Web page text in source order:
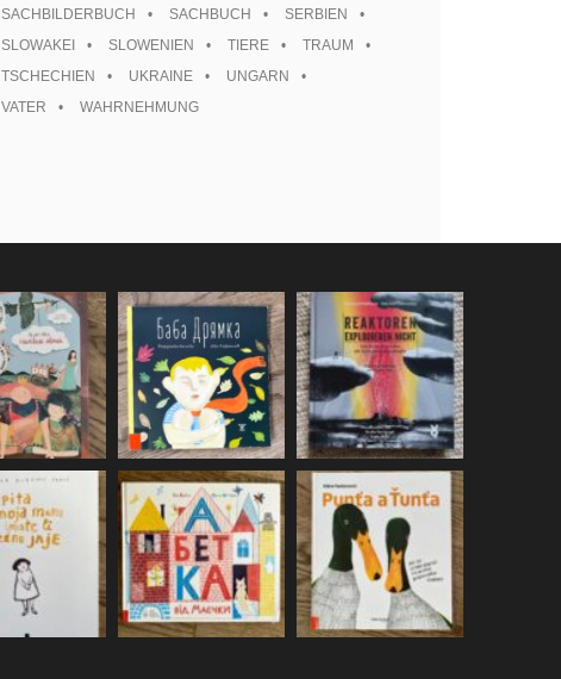
SACHBILDERBUCH
SACHBUCH
SERBIEN
SLOWAKEI
SLOWENIEN TIERE
TRAUM
TSCHECHIEN
UKRAINE
UNGARN
VATER
WAHRNEHMUNG